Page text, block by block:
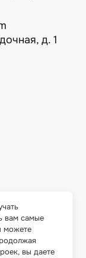
д. 1
вам самые
можете
вы даете